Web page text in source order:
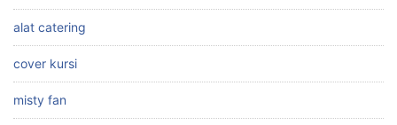
alat catering
cover kursi
misty fan